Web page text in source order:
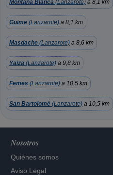
Montaña Blanca (Lanzarote) a 8,1 km
Guime (Lanzarote) a 8,1 km
Masdache (Lanzarote) a 8,6 km
Yaiza (Lanzarote) a 9,8 km
Femes (Lanzarote) a 10,5 km
San Bartolomé (Lanzarote) a 10,5 km
Nosotros
Quiénes somos
Aviso Legal